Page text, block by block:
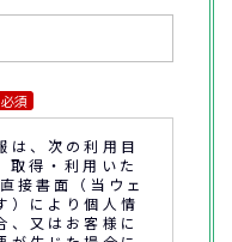
必須
は、次の利用目
取得・利用いた
接書面（当ウェ
）により個人情
、又はお客様に